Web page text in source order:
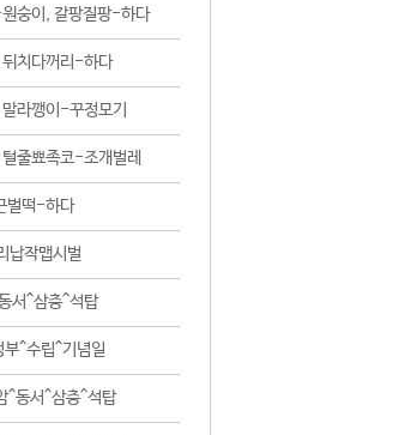
숭이, 갈팡질팡-하다
치다꺼리-하다
라깽이-꾸정모기
줄뾰족코-조개벌레
벌떡-하다
납작맵시벌
서^삼층^석탑
^수립^기념일
^동서^삼층^석탑